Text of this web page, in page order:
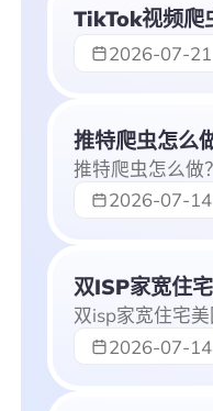
2026-07-21
2026-07-14
2026-07-14